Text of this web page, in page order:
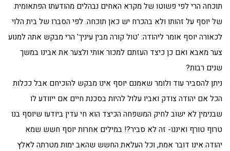
תוכחה הרי לפי פשוטו של מקרא האחים נבהלים מהודעתו הפתאומית
של יוסף על זהותו ולא בהכרח יש כאן תוכחה. לפי הסברו של בית הלוי
לכאורה יוסף אומר ליהודה: 'טול קורה מבין עיניך' הרי מבקש אתה למנוע
צער מאבא ואם כן כיצד העזתם למכור אותי ולצער את אבינו במשך
שנים רבות?
ניתן להסביר עוד ולומר שאמנם יוסף אינו מבקש להוכיחם אבל ככלות
הכל אם יהודה צודק ואביו עלול להיות בסכנת חיים אם ייוודע לו
שבנימין לא ישוב לחיק המשפחה הכיצד הוא חי עדין ביודעו שיוסף בנו
טרוף טורף ואיננו- זה לא סביר?! במילים אחרות יוסף חשש שמא
יהודה אינו דובר אמת, וכל העלאת החשש שהאב ימות מטרתה לאלץ